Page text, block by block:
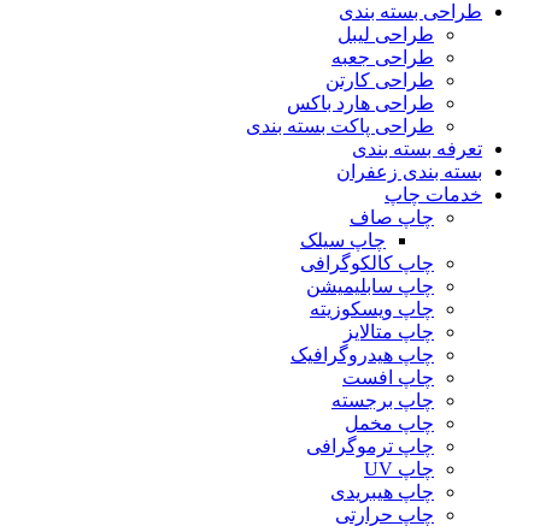
طراحی بسته بندی
طراحی لیبل
طراحی جعبه
طراحی کارتن
طراحی هارد باکس
طراحی پاکت بسته بندی
تعرفه بسته بندی
بسته بندی زعفران
خدمات چاپ
چاپ صاف
چاپ سیلک
چاپ کالکوگرافی
چاپ سابلیمیشن
چاپ ویسکوزیته
چاپ متالایز
چاپ هیدروگرافیک
چاپ افست
چاپ برجسته
چاپ مخمل
چاپ ترموگرافی
چاپ UV
چاپ هیبریدی
چاپ حرارتی